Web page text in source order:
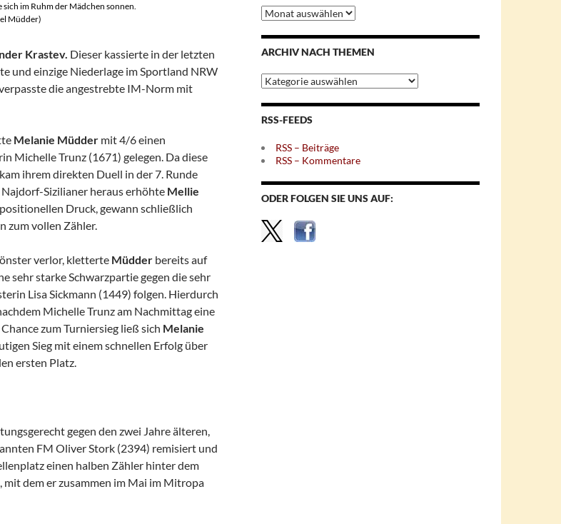
im Ruhm der Mädchen sonnen.
Müdder)
Krastev. Dieser kassierte in der letzten
und einzige Niederlage im Sportland NRW
die angestrebte IM-Norm mit
Melanie Müdder mit 4/6 einen
Michelle Trunz (1671) gelegen. Da diese
ihrem direkten Duell in der 7. Runde
Sizilianer heraus erhöhte Mellie
Druck, gewann schließlich
zum vollen Zähler.
verlor, kletterte Müdder bereits auf
sehr starke Schwarzpartie gegen die sehr
Lisa Sickmann (1449) folgen. Hierdurch
Michelle Trunz am Nachmittag eine
zum Turniersieg ließ sich Melanie
Sieg mit einem schnellen Erfolg über
ersten Platz.
gegen den zwei Jahre älteren,
FM Oliver Stork (2394) remisiert und
einen halben Zähler hinter dem
dem er zusammen im Mai im Mitropa
Archiv
nach
Monaten
ARCHIV NACH THEMEN
Archiv
nach
Themen
RSS-FEEDS
RSS – Beiträge
RSS – Kommentare
ODER FOLGEN SIE UNS AUF: